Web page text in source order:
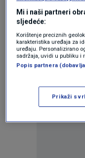
Mi i naši partneri
sljedeće:
Korištenje preciznih
karakteristika uređaja za
uređaju. Personalizirano
sadržaja, uvidi u publiku i
Popis partnera
Prikaži